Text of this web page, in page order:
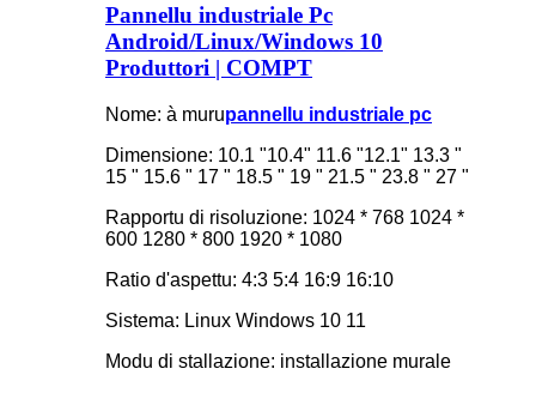
Pannellu industriale Pc
Android/Linux/Windows 10
Produttori | COMPT
Nome: à murupannellu industriale pc
Dimensione: 10.1 "10.4" 11.6 "12.1" 13.3 "
15 " 15.6 " 17 " 18.5 " 19 " 21.5 " 23.8 " 27 "
Rapportu di risoluzione: 1024 * 768 1024 *
600 1280 * 800 1920 * 1080
Ratio d'aspettu: 4:3 5:4 16:9 16:10
Sistema: Linux Windows 10 11
Modu di stallazione: installazione murale